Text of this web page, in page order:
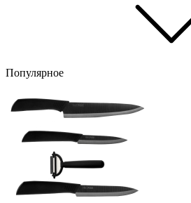
Популярное